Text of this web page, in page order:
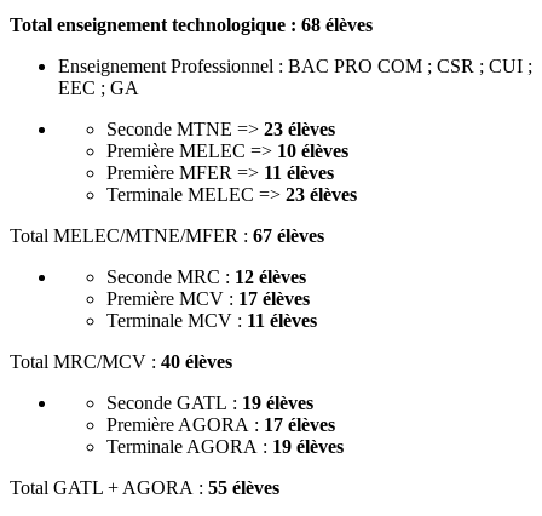
Total enseignement technologique : 68 élèves
Enseignement Professionnel : BAC PRO COM ; CSR ; CUI ;
EEC ; GA
Seconde MTNE => 23 élèves
Première MELEC => 10 élèves
Première MFER => 11 élèves
Terminale MELEC => 23 élèves
Total MELEC/MTNE/MFER : 67 élèves
Seconde MRC : 12 élèves
Première MCV : 17 élèves
Terminale MCV : 11 élèves
Total MRC/MCV : 40 élèves
Seconde GATL : 19 élèves
Première AGORA : 17 élèves
Terminale AGORA : 19 élèves
Total GATL + AGORA : 55 élèves